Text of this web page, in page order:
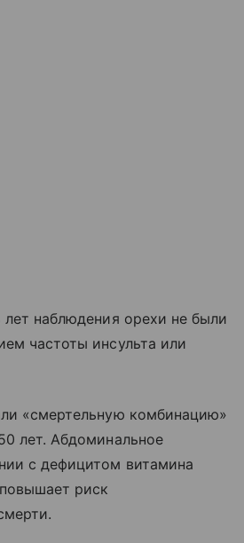
наблюдения орехи не были
частоты инсульта или
«смертельную комбинацию»
лет. Абдоминальное
с дефицитом витамина
риск